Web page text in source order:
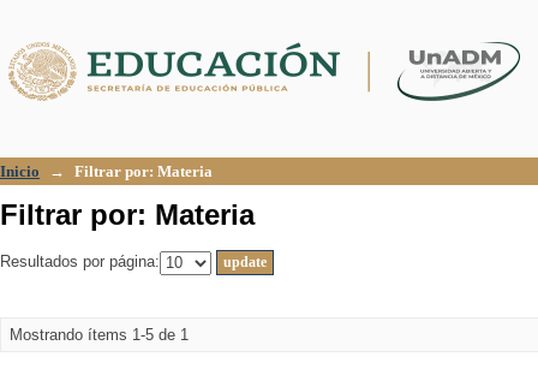
Inicio → Filtrar por: Materia
Filtrar por: Materia
Resultados por página:
Mostrando ítems 1-5 de 1